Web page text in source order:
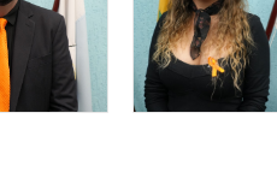
da Câmara
de Catalão
vereadora